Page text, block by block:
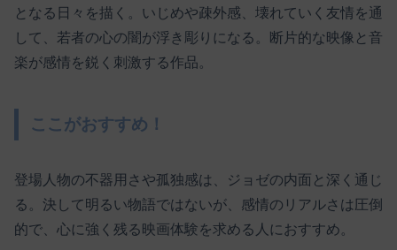
となる日々を描く。いじめや疎外感、壊れていく友情を通
して、若者の心の闇が浮き彫りになる。断片的な映像と音
楽が感情を鋭く刺激する作品。
ここがおすすめ！
登場人物の不器用さや孤独感は、ジョゼの内面と深く通じ
る。決して明るい物語ではないが、感情のリアルさは圧倒
的で、心に強く残る映画体験を求める人におすすめ。